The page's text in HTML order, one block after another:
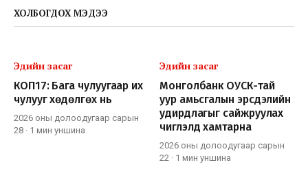
ХОЛБОГДОХ МЭДЭЭ
Эдийн засаг
КОП17: Бага чулуугаар их
чулууг хөдөлгөх нь
2026 оны долоодугаар сарын
28 · 1 мин уншина
Эдийн засаг
Монголбанк ОУСК-тай
уур амьсгалын эрсдэлийн
удирдлагыг сайжруулах
чиглэлд хамтарна
2026 оны долоодугаар сарын
22 · 1 мин уншина